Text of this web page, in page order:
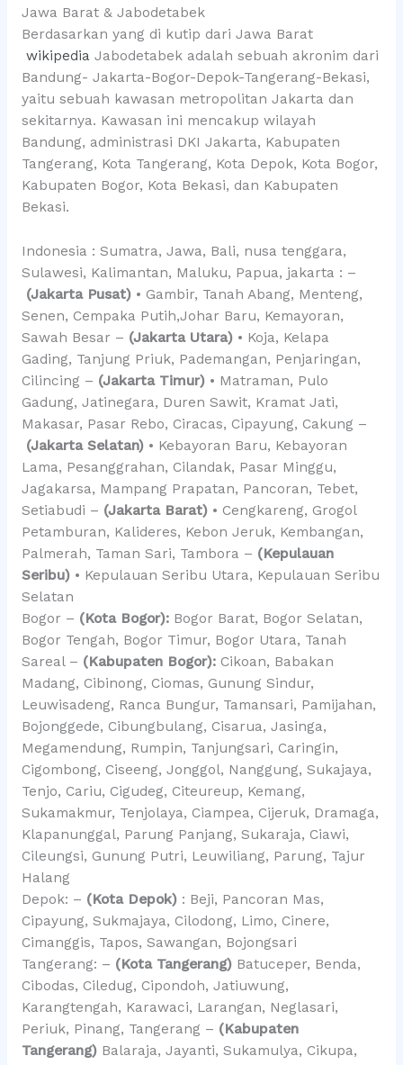
Jawa Barat & Jabodetabek
Berdasarkan yang di kutip dari Jawa Barat
wikipedia Jabodetabek adalah sebuah akronim dari
Bandung- Jakarta-Bogor-Depok-Tangerang-Bekasi,
yaitu sebuah kawasan metropolitan Jakarta dan
sekitarnya. Kawasan ini mencakup wilayah
Bandung, administrasi DKI Jakarta, Kabupaten
Tangerang, Kota Tangerang, Kota Depok, Kota Bogor,
Kabupaten Bogor, Kota Bekasi, dan Kabupaten
Bekasi.
Indonesia : Sumatra, Jawa, Bali, nusa tenggara,
Sulawesi, Kalimantan, Maluku, Papua, jakarta : –
(Jakarta Pusat)• Gambir, Tanah Abang, Menteng,
Senen, Cempaka Putih,Johar Baru, Kemayoran,
Sawah Besar – (Jakarta Utara)• Koja, Kelapa
Gading, Tanjung Priuk, Pademangan, Penjaringan,
Cilincing – (Jakarta Timur)• Matraman, Pulo
Gadung, Jatinegara, Duren Sawit, Kramat Jati,
Makasar, Pasar Rebo, Ciracas, Cipayung, Cakung –
(Jakarta Selatan)• Kebayoran Baru, Kebayoran
Lama, Pesanggrahan, Cilandak, Pasar Minggu,
Jagakarsa, Mampang Prapatan, Pancoran, Tebet,
Setiabudi – (Jakarta Barat)• Cengkareng, Grogol
Petamburan, Kalideres, Kebon Jeruk, Kembangan,
Palmerah, Taman Sari, Tambora – (Kepulauan
Seribu)• Kepulauan Seribu Utara, Kepulauan Seribu
Selatan
Bogor – (Kota Bogor):Bogor Barat, Bogor Selatan,
Bogor Tengah, Bogor Timur, Bogor Utara, Tanah
Sareal – (Kabupaten Bogor): Cikoan, Babakan
Madang, Cibinong, Ciomas, Gunung Sindur,
Leuwisadeng, Ranca Bungur, Tamansari, Pamijahan,
Bojonggede, Cibungbulang, Cisarua, Jasinga,
Megamendung, Rumpin, Tanjungsari, Caringin,
Cigombong, Ciseeng, Jonggol, Nanggung, Sukajaya,
Tenjo, Cariu, Cigudeg, Citeureup, Kemang,
Sukamakmur, Tenjolaya, Ciampea, Cijeruk, Dramaga,
Klapanunggal, Parung Panjang, Sukaraja, Ciawi,
Cileungsi, Gunung Putri, Leuwiliang, Parung, Tajur
Halang
Depok: – (Kota Depok): Beji, Pancoran Mas,
Cipayung, Sukmajaya, Cilodong, Limo, Cinere,
Cimanggis, Tapos, Sawangan, Bojongsari
Tangerang: – (Kota Tangerang)Batuceper, Benda,
Cibodas, Ciledug, Cipondoh, Jatiuwung,
Karangtengah, Karawaci, Larangan, Neglasari,
Periuk, Pinang, Tangerang – (Kabupaten
Tangerang)Balaraja, Jayanti, Sukamulya, Cikupa,